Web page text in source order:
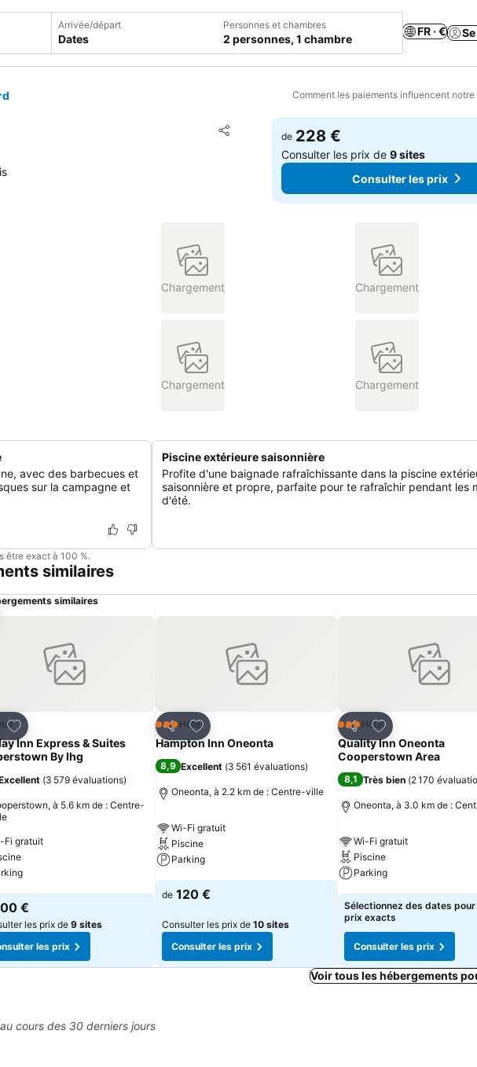
Arrivée/départ
Dates
Personnes et chambres
2 personnes, 1 chambre
FR · €
Comment les paiements influencent
Partager
Ajouter à mes favoris
de 228 €
Consulter les prix de9 sites
Consulter les prix
Chargement Chargement
Chargement Chargement
avec des barbecues et
sur la campagne et
Piscine extérieure saisonnière
Profite d'une baignade rafraîchissante dans la piscine
saisonnière et propre, parfaite pour te rafraîchir pendant les
d'été.
être exact à 100 %.
similaires
similaires
Ajouter à mes favoris
Inn Express & Suites
By Ihg
(3 579 évaluations)
à 5.6 km de : Centre-
Fi gratuit
les prix
€
les prix de 9 sites
les prix
Partager
Ajouter à mes favoris
3 ÉtoilesHôtel
Hampton Inn Oneonta
8,9 Excellent (3 561 évaluations)
Oneonta, à 2.2 km de : Centre-ville
Wi-Fi gratuit
Piscine
Parking
Consulter les prix
de 120 €
Consulter les prix de 10 sites
Consulter les prix
Partager
Ajouter à mes
3 ÉtoilesHôtel
Quality Inn Oneonta
Cooperstown Area
8,1 Très bien (2 170
Oneonta, à 3.0 km de :
Wi-Fi gratuit
Piscine
Parking
Consulter les prix
Sélectionnez des dates pour
prix exacts
Consulter les prix
Voir tous les hébergements
cours des 30 derniers jours